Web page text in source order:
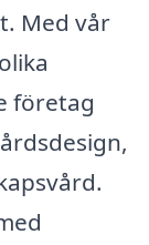
Med vår
företag